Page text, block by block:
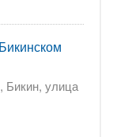
Бикин, улица